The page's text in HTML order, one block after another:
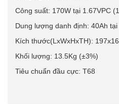
Công suất: 170W tại 1.67VPC
Dung lượng danh định: 40Ah tại
Kích thước(LxWxHxTH):
Khối lượng: 13.5Kg (±3%)
Tiêu chuẩn đầu cực: T68